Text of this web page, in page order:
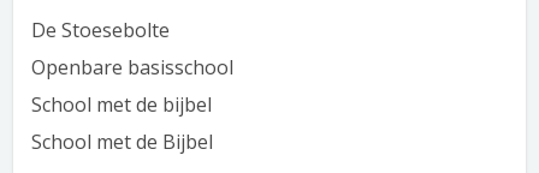
De Stoesebolte
Openbare basisschool
School met de bijbel
School met de Bijbel